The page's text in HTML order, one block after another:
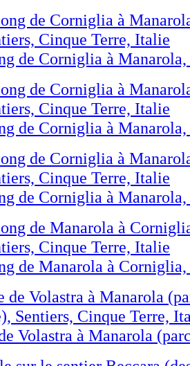
de Corniglia à
de Corniglia à
de Corniglia à
de Manarola à
Volastra à Manarola